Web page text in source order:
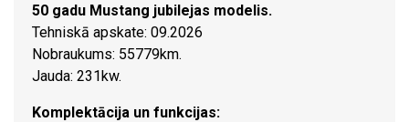
50 gadu Mustang jubilejas modelis.
Tehniskā apskate: 09.2026
Nobraukums: 55779km.
Jauda: 231kw.
Komplektācija un funkcijas: